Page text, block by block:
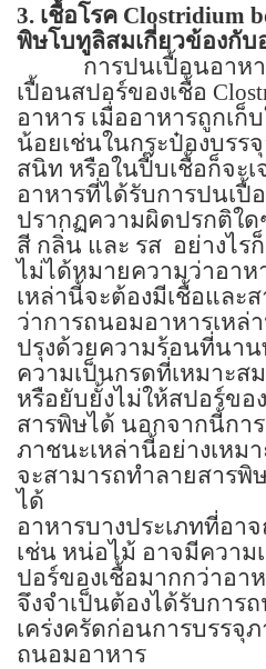
3. เชื้อโรค Clostridium
พิษโบทูลิสมเกี่ยวข้องกับ
การปนเปื้อนอาห
เปื้อนสปอร์ของเชื้อ
อาหาร เมื่ออาหารถูกเ
น้อยเช่นในกระป๋องบรร
สนิท หรือในปี๊บเชื้อก็จะ
อาหารที่ได้รับการปนเปื้
ปรากฏความผิดปรกติใ
สี กลิ่น และ รส อย่างไร
ไม่ได้หมายความว่าอาห
เหล่านี้จะต้องมีเชื้อและ
ว่าการถนอมอาหารเหล่
ปรุงด้วยความร้อนที่นา
ความเป็นกรดที่เหมาะส
หรือยับยั้งไม่ให้สปอร์ขอ
สารพิษได้ นอกจากนี้กา
ภาชนะเหล่านี้อย่างเหม
จะสามารถทำลายสาร
ได้
อาหารบางประเภทที่อา
เช่น หน่อไม้ อาจมีความ
ปอร์ของเชื้อมากกว่าอา
จึงจำเป็นต้องได้รับการ
เคร่งครัดก่อนการบรรจุ
ถนอมอาหาร